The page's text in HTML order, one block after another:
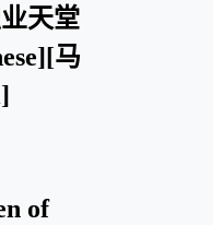
天堂
马
of